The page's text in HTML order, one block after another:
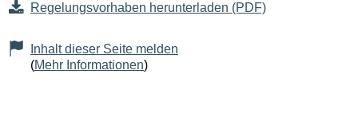
Regelungsvorhaben herunterladen (PDF)
Inhalt dieser Seite melden
(Mehr Informationen)